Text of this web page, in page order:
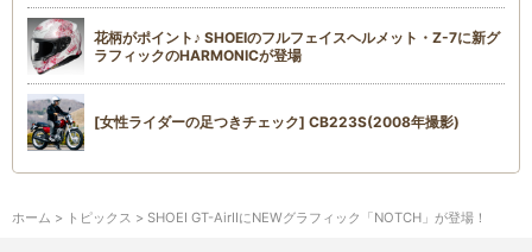
花柄がポイント♪ SHOEIのフルフェイスヘルメット・Z-7に新グ
ラフィックのHARMONICが登場
[女性ライダーの足つきチェック] CB223S(2008年撮影)
ホーム > トピックス > SHOEI GT-AirⅡにNEWグラフィック「NOTCH」が登場！